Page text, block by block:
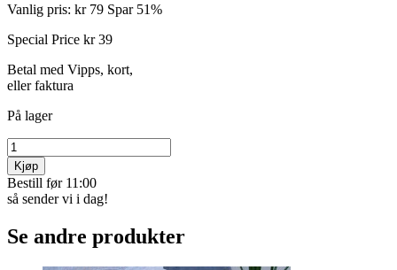
Vanlig pris: kr 79 Spar 51%
Special Price kr 39
Betal med Vipps, kort,
eller faktura
På lager
Kjøp
Bestill før 11:00
så sender vi i dag!
Se andre produkter